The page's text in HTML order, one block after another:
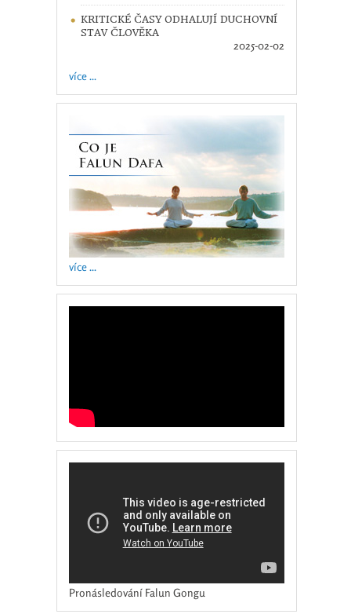
KRITICKÉ ČASY ODHALUJÍ DUCHOVNÍ
STAV ČLOVĚKA
2025-02-02
více ...
více ...
Pronásledování Falun Gongu